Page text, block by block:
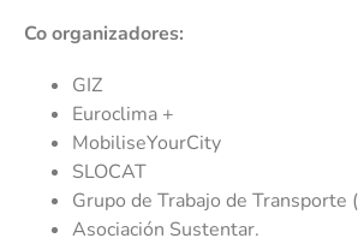
Co organizadores:
GIZ
Euroclima +
MobiliseYourCity
SLOCAT
Grupo de Trabajo de Transporte
Asociación Sustentar.